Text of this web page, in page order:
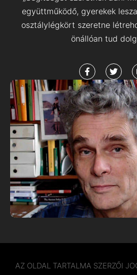
együttműködő, gyerekek
osztálylégkört szeretne
önállóan tud
AZ OLDAL TARTALMA SZERZŐI